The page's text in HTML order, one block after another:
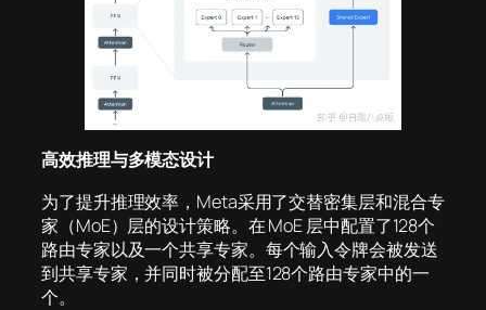
高效推理与多模态设计
为了提升推理效率，Meta采用了交替密集层和混合专
家（MoE）层的设计策略。在 MoE 层中配置了128个
路由专家以及一个共享专家。每个输入令牌会被发送
到共享专家，并同时被分配至128个路由专家中的一
个。